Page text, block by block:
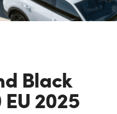
Black
2025